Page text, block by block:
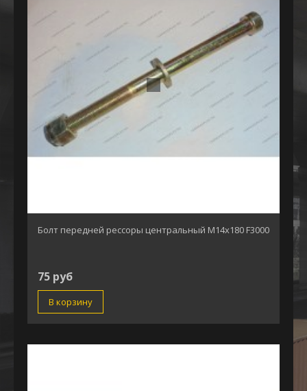
Болт передней рессоры центральный М14х180 F3000
75 руб
В корзину